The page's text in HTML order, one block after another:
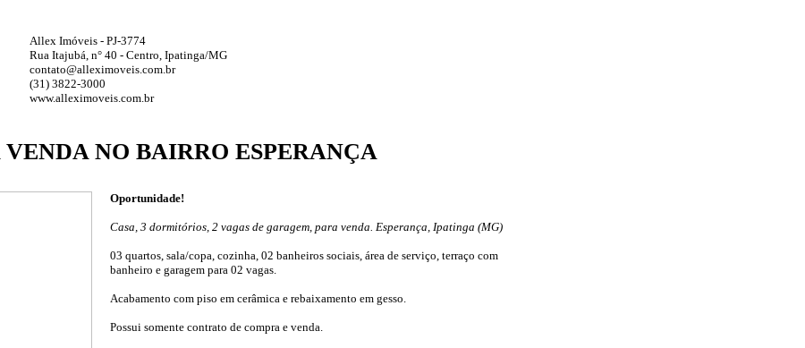
Allex Imóveis - PJ-3774
Rua Itajubá, n° 40 - Centro, Ipatinga/MG
contato@alleximoveis.com.br
(31) 3822-3000
www.alleximoveis.com.br
VENDA NO BAIRRO ESPERANÇA
Oportunidade!
Casa, 3 dormitórios, 2 vagas de garagem, para venda. Esperança, Ipatinga (MG)
03 quartos, sala/copa, cozinha, 02 banheiros sociais, área de serviço, terraço com
banheiro e garagem para 02 vagas.
Acabamento com piso em cerâmica e rebaixamento em gesso.
Possui somente contrato de compra e venda.